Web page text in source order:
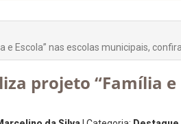
e Escola” nas escolas municipais, confira
projeto “Família e